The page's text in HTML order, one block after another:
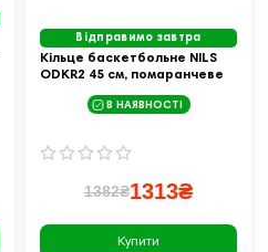
Відправимо завтра
Кільце баскетбольне NILS
ODKR2 45 см, помаранчеве
В НАЯВНОСТІ
1382₴1313₴
Купити